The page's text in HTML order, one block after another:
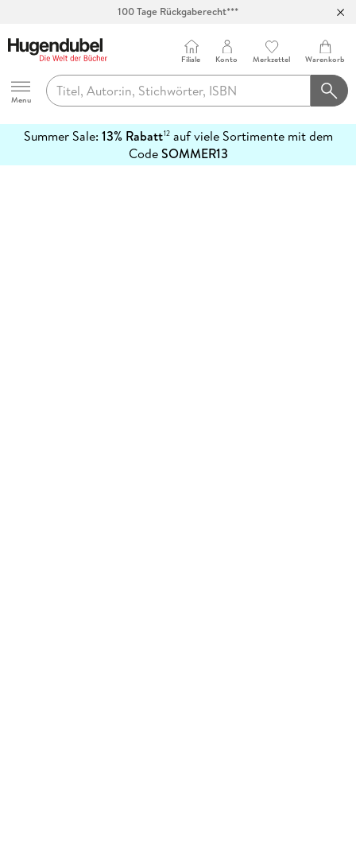
100 Tage Rückgaberecht***
Hugendubel
Menu
Filiale Konto Merkzettel Warenkorb
Summer Sale: 13% Rabatt12auf viele Sortimente mit dem
CodeSOMMER13
erfahren